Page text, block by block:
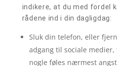
indikere, at du med fordel
rådene ind i din dagligdag:
Sluk din telefon, eller
adgang til sociale
nogle føles nærmest